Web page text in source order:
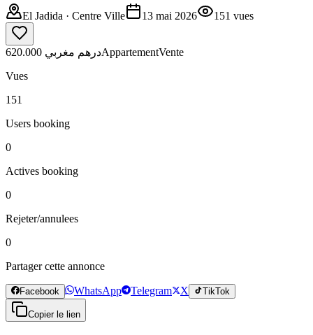
El Jadida · Centre Ville 13 mai 2026 151 vues
620.000 درهم مغربيAppartementVente
Vues
151
Users booking
0
Actives booking
0
Rejeter/annulees
0
Partager cette annonce
Facebook WhatsApp Telegram X TikTok
Copier le lien